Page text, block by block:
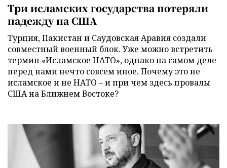
Три исламских государства потеряли
надежду на США
Турция, Пакистан и Саудовская Аравия создали
совместный военный блок. Уже можно встретить
термин «Исламское НАТО», однако на самом деле
перед нами нечто совсем иное. Почему это не
исламское и не НАТО – и при чем здесь провалы
США на Ближнем Востоке?